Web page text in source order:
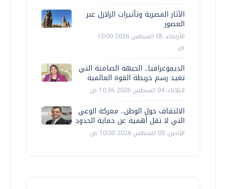
الآثار المصرية وتأثيرات الزلازل عبر
العصور
الأربعاء، 05 اغسطس 2026 10:00
ص
الديموغرافيا.. الجبهة الصامتة التي
تعيد رسم خريطة القوة العالمية
الثلاثاء، 04 اغسطس 2026 10:36 ص
الالتفاف حول الوطن.. معركة الوعي
التي لا تقل أهمية عن حماية الحدود
الإثنين، 03 اغسطس 2026 10:00 ص